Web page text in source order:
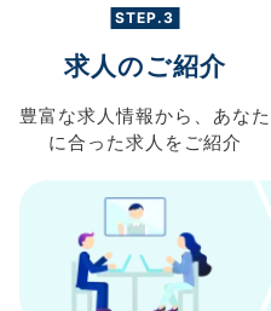
STEP.3
求人のご紹介
豊富な求人情報から、 あなた
に合った求人を ご紹介